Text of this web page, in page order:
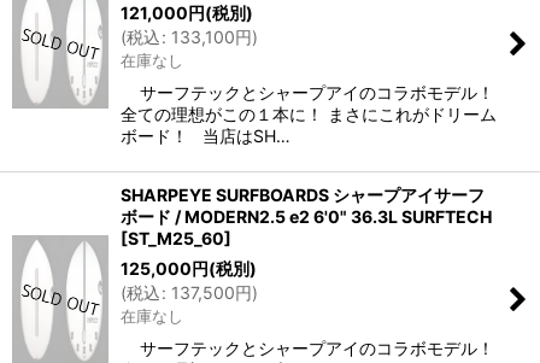
121,000円(税別)
(税込: 133,100円)
在庫なし
サーフテックとシャープアイのコラボモデル！
全ての理想がこの１本に！ まさにこれがドリーム
ボード！ 当店はSH…
SHARPEYE SURFBOARDS シャープアイサーフ
ボード / MODERN2.5 e2 6'0" 36.3L SURFTECH
[ST_M25_60]
125,000円(税別)
(税込: 137,500円)
在庫なし
サーフテックとシャープアイのコラボモデル！